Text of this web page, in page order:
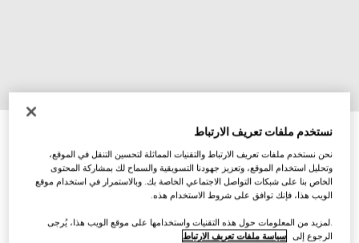
نظارات شمسية بإطار نافيجاتور
تنويعاتمعدن بلمسات نهائية ذهبية
نستخدم ملفات تعريف الارتباط
نحن نستخدم ملفات تعريف الارتباط والتقنيات المماثلة لتحسين التنقل في الموقع،
وتحليل استخدام الموقع، وتعزيز جهودنا التسويقية والسماح لك بمشاركة المحتوى
الخاص بنا على شبكات التواصل الاجتماعي الخاصة بك. وبالاستمرار في استخدام موقع
الويب هذا، فإنك توافق على شروط الاستخدام هذه.
.لمزيد من المعلومات حول هذه التقنيات واستخدامها على موقع الويب هذا، يُرجى
الرجوع إلى سياسة ملفات تعريف الارتباط